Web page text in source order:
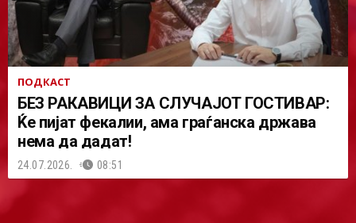
ПОДКАСТ
БЕЗ РАКАВИЦИ ЗА СЛУЧАЈОТ ГОСТИВАР:
Ќе пијат фекалии, ама граѓанска држава
нема да дадат!
24.07.2026. 08:51